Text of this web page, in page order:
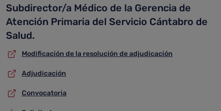
Subdirector/a Médico de la Gerencia de
Atención Primaria del Servicio Cántabro de
Salud.
Modificación de la resolución de adjudicación
Adjudicación
Convocatoria